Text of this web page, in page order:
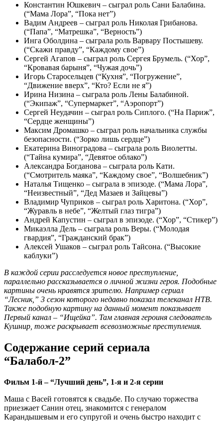
Константин Юшкевич – сыграл роль Сани Балабина.
(“Мама Лора”, “Пока нет”)
Вадим Андреев – сыграл роль Николая Грибанова.
(“Папа”, “Матрешка”, “Верность”)
Инга Оболдина – сыграла роль Варвару Постышеву.
(“Скажи правду”, “Каждому свое”)
Сергей Агапов – сыграл роль Сергея Брумель. (“Хор”,
“Кровавая барыня”, “Чужая дочь”)
Игорь Старосельцев (“Кухня”, “Погружение”,
“Движение вверх”, “Кто? Если не я”)
Ирина Низина – сыграла роль Лены Балабиной.
(“Экипаж”, “Супермаркет”, “Аэропорт”)
Сергей Неудачин – сыграл роль Сиплого. (“На Париж”,
“Сердце женщины”)
Максим Дромашко – сыграл роль начальника службы
безопасности. (“Зорко лишь сердце”)
Екатерина Виноградова – сыграла роль Виолетты.
(“Тайна кумира”, “Девятое облако”)
Александра Богданова – сыграла роль Кати.
(“Смотритель маяка”, “Каждому свое”, “Волшебник”)
Наталья Тищенко – сыграла в эпизоде. (“Мама Лора”,
“Неизвестный”, “Дед Мазаев и Зайцевы”)
Владимир Чуприков – сыграл роль Харитона. (“Хор”,
“Журавль в небе”, “Желтый глаз тигра”)
Андрей Капустин – сыграл в эпизоде. (“Хор”, “Стикер”)
Микаэлла Дель – сыграла роль Веры. (“Молодая
гвардия”, “Гражданский брак”)
Алексей Ушаков – сыграл роль Тайсона. (“Высокие
каблуки”)
В каждой серии расследуется новое преступление,
параллельно рассказывается о личной жизни героя. Подобные
картины очень нравятся зрителю. Например сериал
“Лесник,” 3 сезон которого недавно показал телеканал НТВ.
Также подобную картину на данный момент показывает
Первый канал – “Ищейка”. Там главная героиня следователь
Кушнир, тоже раскрывает всевозможные преступления.
Содержание серий сериала
“Балабол-2”
Фильм 1-й – “Лучший день”, 1-я и 2-я серии
Маша с Васей готовятся к свадьбе. По случаю торжества
приезжает Санин отец, знакомится с генералом
Карандышевым и его супругой и очень быстро находит с